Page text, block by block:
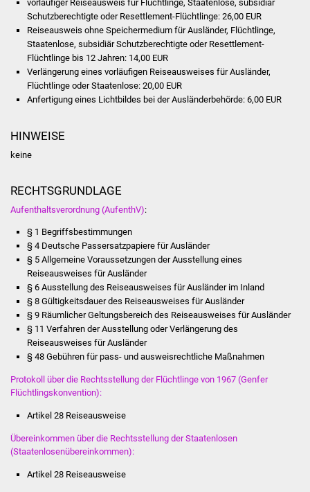
Beirat Süßener Vereine
Sportanlagen
Tourismus
Senioren
Stadtseniorenrat
Sommerwochen für
Ältere
Pflegeheim
vorläufiger Reiseausweis für Flüchtlinge, Staatenlose, subsidiär
Schutzberechtigte oder Resettlement-Flüchtlinge: 26,00 EUR
Reiseausweis ohne Speichermedium für Ausländer, Flüchtlinge,
Staatenlose, subsidiär Schutzberechtigte oder Resettlement-
Flüchtlinge bis 12 Jahren: 14,00 EUR
Verlängerung eines vorläufigen Reiseausweises für Ausländer,
Flüchtlinge oder Staatenlose: 20,00 EUR
Anfertigung eines Lichtbildes bei der Ausländerbehörde: 6,00 EUR
HINWEISE
keine
RECHTSGRUNDLAGE
Aufenthaltsverordnung (AufenthV):
§ 1 Begriffsbestimmungen
§ 4 Deutsche Passersatzpapiere für Ausländer
§ 5 Allgemeine Voraussetzungen der Ausstellung eines
Reiseausweises für Ausländer
§ 6 Ausstellung des Reiseausweises für Ausländer im Inland
§ 8 Gültigkeitsdauer des Reiseausweises für Ausländer
§ 9 Räumlicher Geltungsbereich des Reiseausweises für Ausländer
§ 11 Verfahren der Ausstellung oder Verlängerung des
Reiseausweises für Ausländer
§ 48 Gebühren für pass- und ausweisrechtliche Maßnahmen
Protokoll über die Rechtsstellung der Flüchtlinge von 1967 (Genfer
Flüchtlingskonvention):
Artikel 28 Reiseausweise
Übereinkommen über die Rechtsstellung der Staatenlosen
(Staatenlosenübereinkommen):
Artikel 28 Reiseausweise